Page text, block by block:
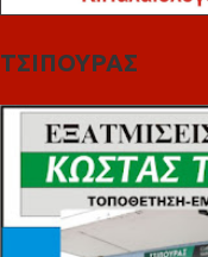
ΤΣΙΠΟΥΡΑΣ